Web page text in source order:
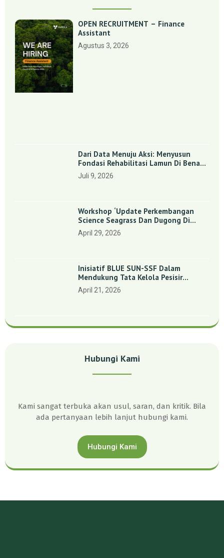
OPEN RECRUITMENT – Finance
Assistant
Agustus 3, 2026
Dari Data Menuju Aksi: Menyusun
Fondasi Rehabilitasi Lamun Di Benan
Dan Sebong Lagoi, Kepulauan Riau
Juli 9, 2026
Workshop ‘Update Perkembangan
Science Seagrass Dan Dugong Di
Indonesia’: Perkuat Dasar Ilmiah Dan
Kolaborasi Konservasi
April 29, 2026
Inisiatif BLUE SUN-SSF Dalam
Mendukung Tata Kelola Pesisir
Melalui Pemetaan Partisipatif Di
Enam Desa Kepulauan Riau
April 21, 2026
Hubungi Kami
Kami sangat terbuka akan usul, saran, dan kritik. Bila
ada pertanyaan lebih lanjut hubungi kami.
Hubungi Kami